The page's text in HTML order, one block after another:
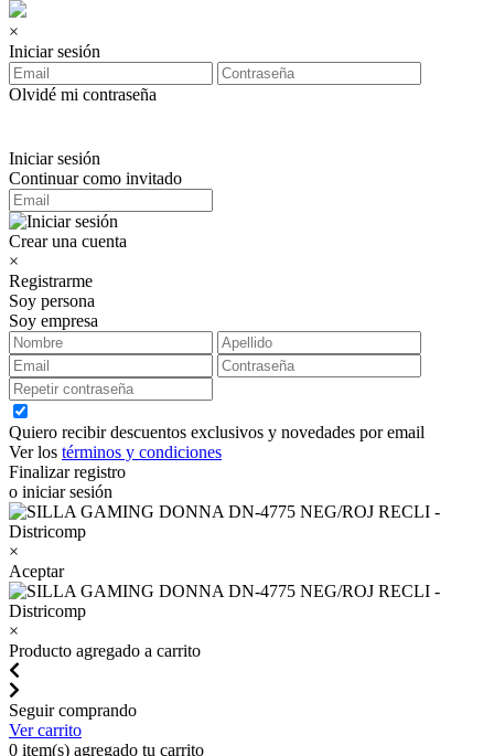
×
Iniciar sesión
Olvidé mi contraseña
Iniciar sesión
Continuar como invitado
Crear una cuenta
×
Registrarme
Soy persona
Soy empresa
Quiero recibir descuentos exclusivos y novedades por email
Ver los términos y condiciones
Finalizar registro
o iniciar sesión
×
Aceptar
×
Producto agregado a carrito
Seguir comprando
Ver carrito
0 item(s) agregado tu carrito